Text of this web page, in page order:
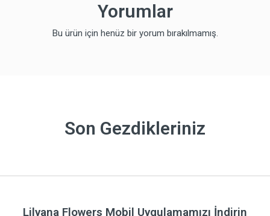
Yorumlar
Bu ürün için henüz bir yorum bırakılmamış.
Son Gezdikleriniz
Lilyana Flowers Mobil Uygulamamızı İndirin